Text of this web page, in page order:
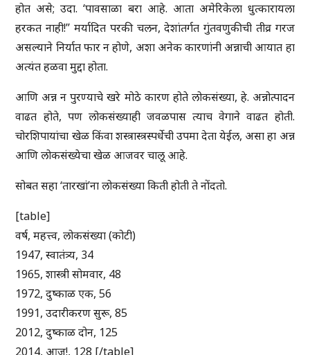
होत असे; उदा. ‘पावसाळा बरा आहे. आता अमेरिकेला धुत्कारायला
हरकत नाही!’’ मर्यादित परकी चलन, देशांतर्गत गुंतवणुकीची तीव्र गरज
असल्याने निर्यात फार न होणे, अशा अनेक कारणांनी अन्नाची आयात हा
अत्यंत हळवा मुद्दा होता.
आणि अन्न न पुरण्याचे खरे मोठे कारण होते लोकसंख्या, हे. अन्नोत्पादन
वाढत होते, पण लोकसंख्याही जवळपास त्याच वेगाने वाढत होती.
चोरशिपायांचा खेळ किंवा शस्त्रास्त्रस्पर्धेची उपमा देता येईल, असा हा अन्न
आणि लोकसंख्येचा खेळ आजवर चालू आहे.
सोबत सहा ‘तारखां’ना लोकसंख्या किती होती ते नोंदतो.
[table]
वर्ष, महत्त्व, लोकसंख्या (कोटी)
1947, स्वातंत्र्य, 34
1965, शास्त्री सोमवार, 48
1972, दुष्काळ एक, 56
1991, उदारीकरण सुरू, 85
2012, दुष्काळ दोन, 125
2014, आज!, 128 [/table]